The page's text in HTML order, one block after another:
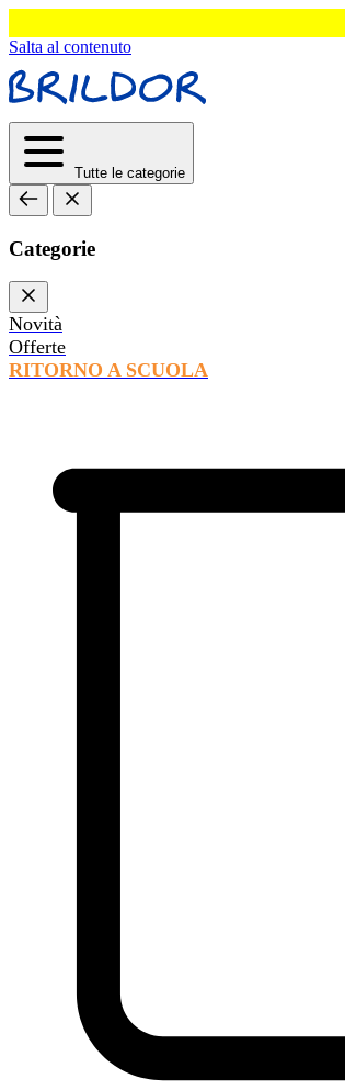
Salta al contenuto
Tutte le categorie
Categorie
Novità
Offerte
RITORNO A SCUOLA